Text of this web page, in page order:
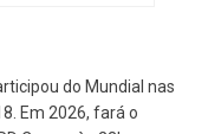
do Mundial nas
Em 2026, fará o